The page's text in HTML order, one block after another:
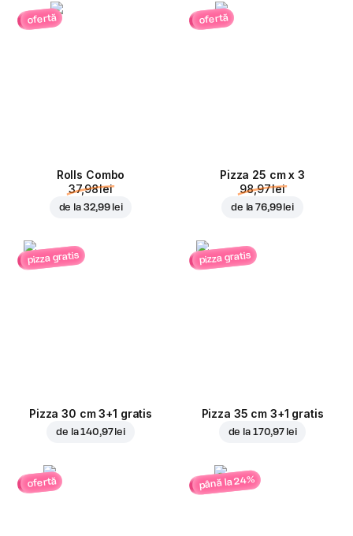
ofertă
Rolls Combo
37,98 lei
de la 32,99 lei
ofertă
Pizza 25 cm x 3
98,97 lei
de la76,99 lei
pizza gratis
Pizza 30 cm 3+1 gratis
de la140,97 lei
pizza gratis
Pizza 35 cm 3+1 gratis
de la 170,97 lei
ofertă până la 24%